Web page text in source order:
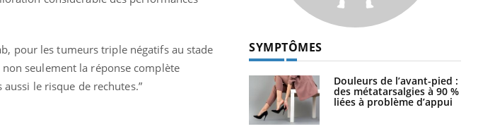
pour les tumeurs triple négatifs au stade
seulement la réponse complète
le risque de rechutes.”
SYMPTÔMES
Douleurs de l’avant-pied :
des métatarsalgies à 90 %
liées à problème d’appui